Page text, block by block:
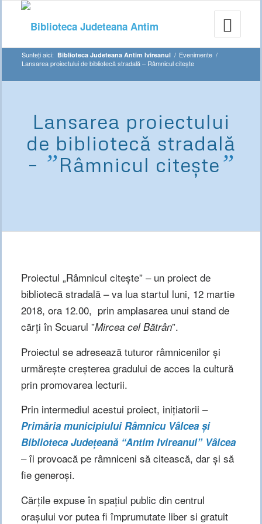
Sunteți aici: Biblioteca Judeteana Antim Ivireanul / Evenimente /
Lansarea proiectului de bibliotecă stradală – Râmnicul citeşte
Lansarea proiectului
de bibliotecă stradală
– ”Râmnicul citeşte”
Proiectul „Râmnicul citeşte” – un proiect de
bibliotecă stradală – va lua startul luni, 12 martie
2018, ora 12.00, prin amplasarea unui stand de
cărţi în Scuarul ”Mircea cel Bătrân”.
Proiectul se adresează tuturor râmnicenilor şi
urmăreşte creşterea gradului de acces la cultură
prin promovarea lecturii.
Prin intermediul acestui proiect, iniţiatorii –
Primăria municipiului Râmnicu Vâlcea şi
Biblioteca Judeţeană “Antim Ivireanul” Vâlcea
– îi provoacă pe râmniceni să citească, dar şi să
fie generoşi.
Cărţile expuse în spaţiul public din centrul
oraşului vor putea fi împrumutate liber si gratuit